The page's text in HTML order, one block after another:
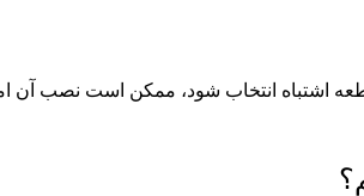
اشتباه انتخاب شود، ممکن است نصب آن